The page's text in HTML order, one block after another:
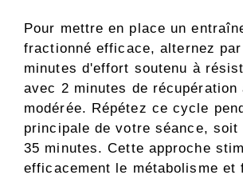
Pour mettre en place un
fractionné efficace, alternez
minutes d'effort soutenu à
avec 2 minutes de récupération
modérée. Répétez ce cycle
principale de votre séance, soit
35 minutes. Cette approche
efficacement le métabolisme et